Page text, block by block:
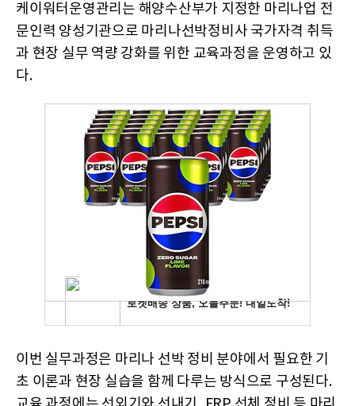
케이워터운영관리는 해양수산부가 지정한 마리나업 전
문인력 양성기관으로 마리나선박정비사 국가자격 취득
과 현장 실무 역량 강화를 위한 교육과정을 운영하고 있
다.
이번 실무과정은 마리나 선박 정비 분야에서 필요한 기
초 이론과 현장 실습을 함께 다루는 방식으로 구성된다.